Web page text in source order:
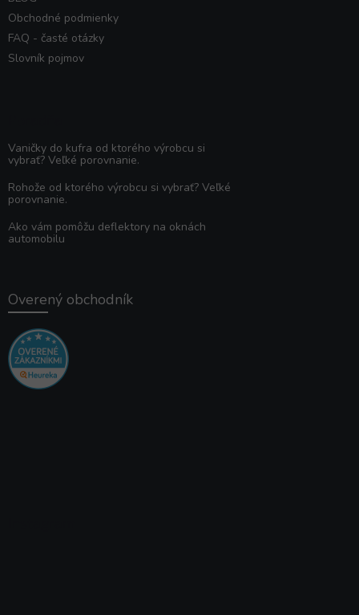
Obchodné podmienky
FAQ - časté otázky
Slovník pojmov
Vaničky do kufra od ktorého výrobcu si
vybrať? Veľké porovnanie.
Rohože od ktorého výrobcu si vybrať? Veľké
porovnanie.
Ako vám pomôžu deflektory na oknách
automobilu
Overený obchodník